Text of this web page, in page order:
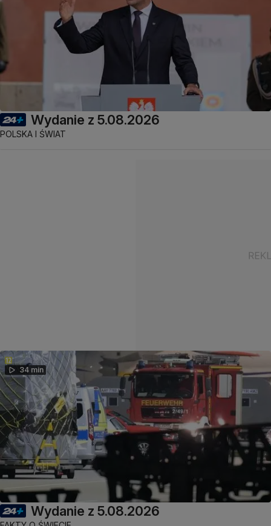
Wydanie z 5.08.2026
POLSKA I ŚWIAT
34 min
Wydanie z 5.08.2026